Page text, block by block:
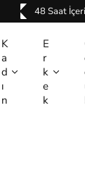
48 Saat
K
a
d
ı
n
E
r
k
e
k